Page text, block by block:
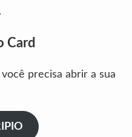
Card
precisa abrir a sua